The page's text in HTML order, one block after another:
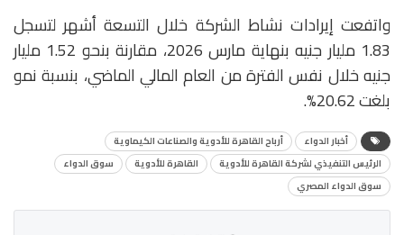
واتفعت إيرادات نشاط الشركة خلال التسعة أشهر لتسجل
1.83 مليار جنيه بنهاية مارس 2026، مقارنة بنحو 1.52 مليار
جنيه خلال نفس الفترة من العام المالي الماضي، بنسبة نمو
بلغت 20.62%.
أخبار الدواء
أرباح القاهرة للأدوية والصناعات الكيماوية
الرئيس التنفيذي لشركة القاهرة للأدوية
القاهرة للأدوية
سوق الدواء
سوق الدواء المصري